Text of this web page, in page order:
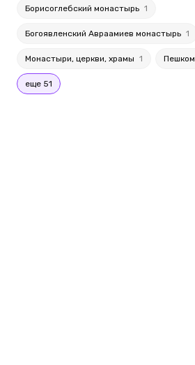
Борисоглебский монастырь 1
Богоявленский Авраамиев монастырь 1
Монастыри, церкви, храмы 1 Пешком
еще 51